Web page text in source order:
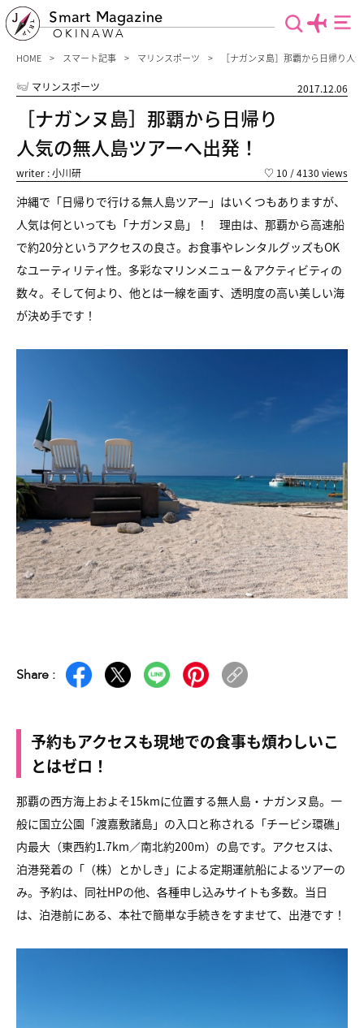
Smart Magazine
OKINAWA
HOME スマート記事 マリンスポーツ ［ナガンヌ島］那覇から日帰り人
マリンスポーツ 2017.12.06
［ナガンヌ島］那覇から日帰り
人気の無人島ツアーへ出発！
writer : 小川研 ♡ 10 / 4130 views
沖縄で「日帰りで行ける無人島ツアー」はいくつもありますが、
人気は何といっても「ナガンヌ島」！ 理由は、那覇から高速船
で約20分というアクセスの良さ。お食事やレンタルグッズもOK
なユーティリティ性。多彩なマリンメニュー＆アクティビティの
数々。そして何より、他とは一線を画す、透明度の高い美しい海
が決め手です！
Share :
予約もアクセスも現地での食事も煩わしいこ
とはゼロ！
那覇の西方海上およそ15kmに位置する無人島・ナガンヌ島。一
般に国立公園「渡嘉敷諸島」の入口と称される「チービシ環礁」
内最大（東西約1.7km／南北約200m）の島です。アクセスは、
泊港発着の「（株）とかしき」による定期運航船によるツアーの
み。予約は、同社HPの他、各種申し込みサイトも多数。当日
は、泊港前にある、本社で簡単な手続きをすませて、出港です！